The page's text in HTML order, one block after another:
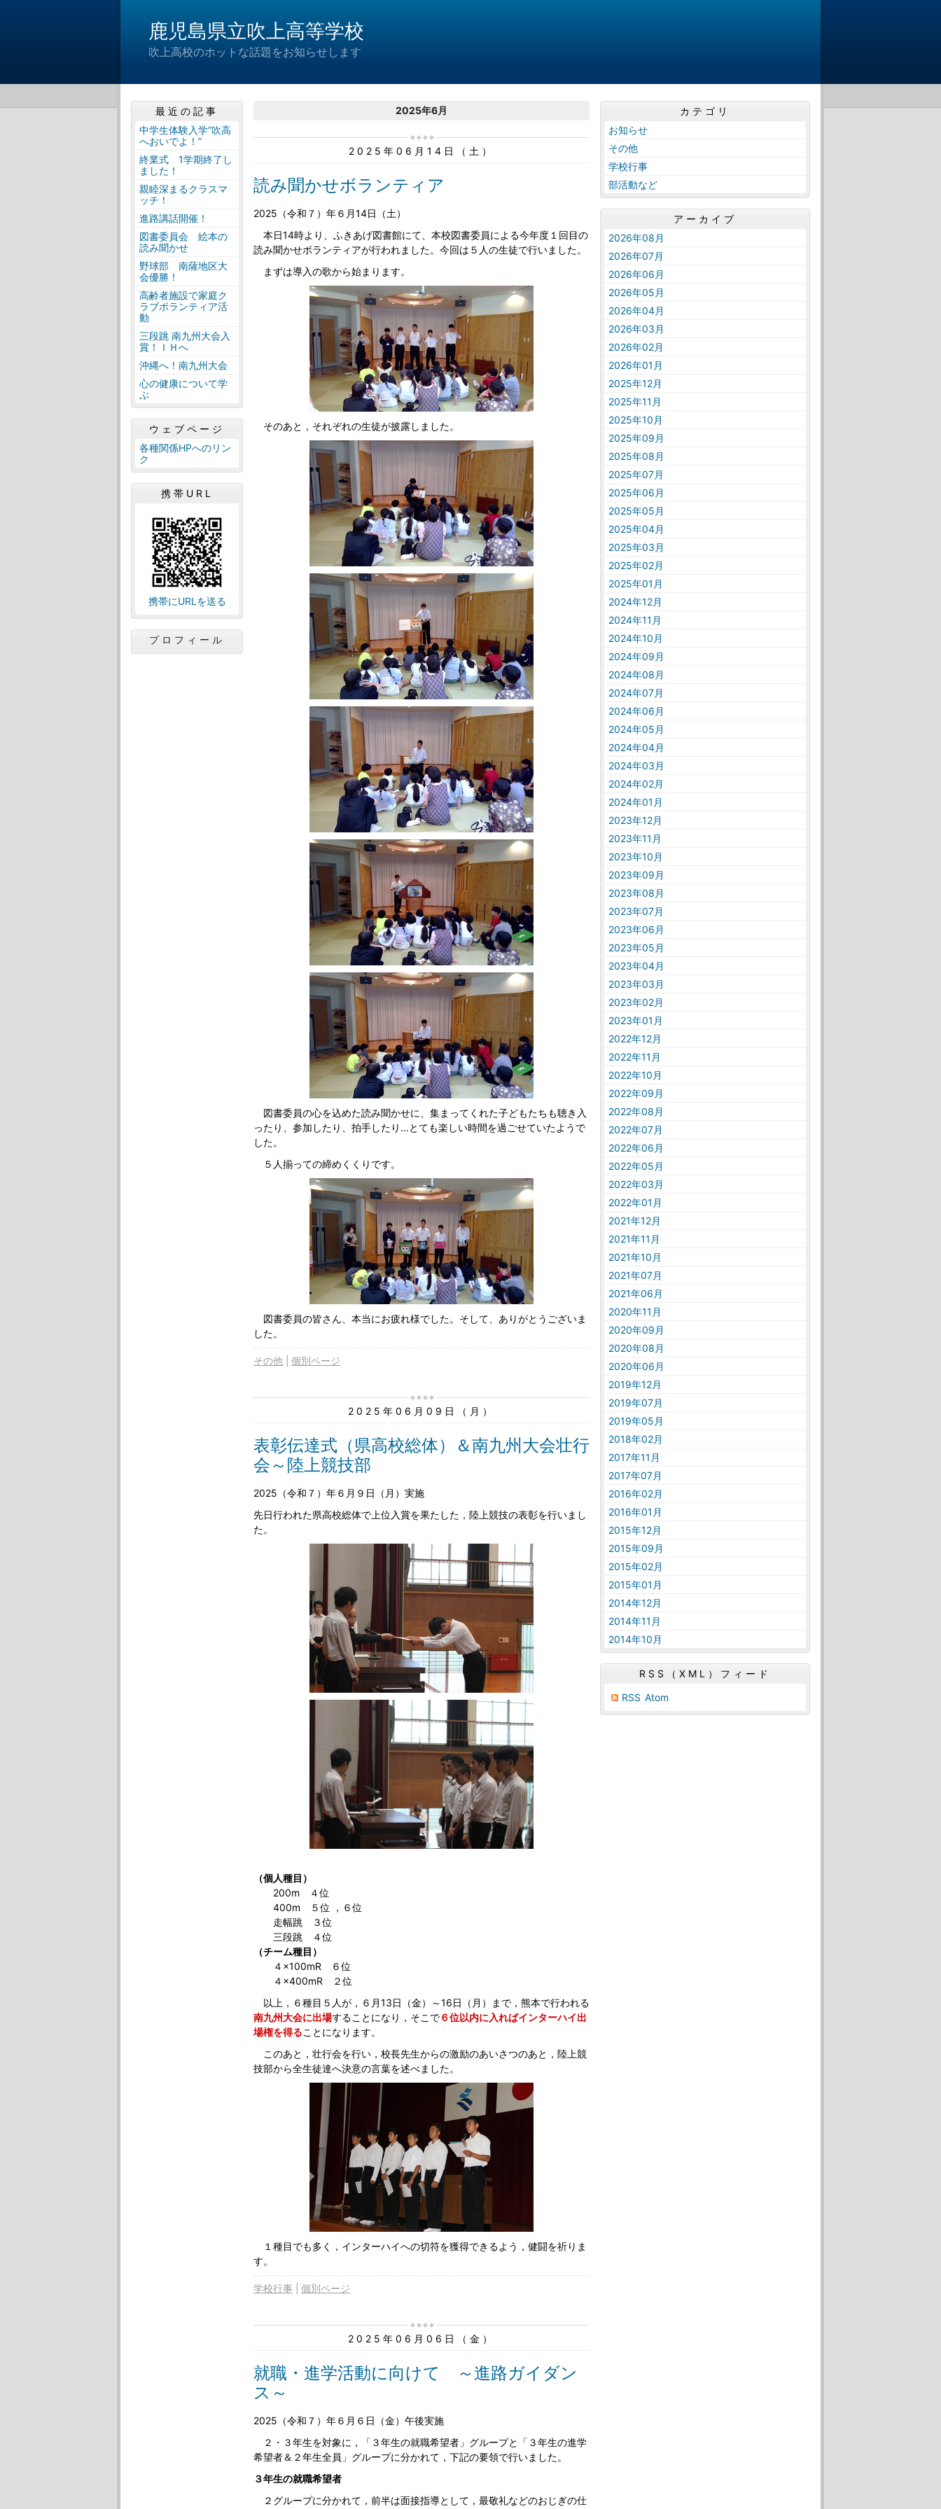
鹿児島県立吹上高等学校
吹上高校のホットな話題をお知らせします
2025年6月
2025年06月14日（土）
読み聞かせボランティア
2025（令和７）年６月14日（土）
本日14時より、ふきあげ図書館にて、本校図書委員による今年度１回目の
読み聞かせボランティアが行われました。今回は５人の生徒で行いました。
まずは導入の歌から始まります。
そのあと，それぞれの生徒が披露しました。
図書委員の心を込めた読み聞かせに、集まってくれた子どもたちも聴き入
ったり、参加したり、拍手したり…とても楽しい時間を過ごせていたようで
した。
５人揃っての締めくくりです。
図書委員の皆さん、本当にお疲れ様でした。そして、ありがとうございま
した。
その他 個別ページ
2025年06月09日（月）
表彰伝達式（県高校総体）＆南九州大会壮行
会～陸上競技部
2025（令和７）年６月９日（月）実施
先日行われた県高校総体で上位入賞を果たした，陸上競技の表彰を行いまし
た。
（個人種目 ）
200m ４位
400m ５位 ，６位
走幅跳 ３位
三段跳 ４位
（チーム種目）
４×100mR ６位
４×400mR ２位
以上， ６種目５人が，６月13日（金）～16日（月）まで，熊本で行われる
南九州大会に出場することになり，そこで６位以内に入ればインターハイ出
場権を得ることになります。
このあと，壮行会を行い，校長先生からの激励のあいさつのあと，陸上競
技部から全生徒達へ決意の言葉を述べました。
１種目でも多く，インターハイへの切符を獲得できるよう，健闘を祈りま
す。
学校行事 個別ページ
2025年06月06日（金）
就職・進学活動に向けて ～進路ガイダン
ス～
2025（令和７）年６月６日（金）午後実施
２・３年生を対象に，「３年生の就職希望者」グループと「３年生の進学
希望者＆２年生全員」グループに分かれて，下記の要領で行いました。
３年生の就職希望者
２グループに分かれて，前半は面接指導として，最敬礼などのおじぎの仕
最近の記事
中学生体験入学“吹高
へおいでよ！”
終業式 1学期終了し
ました！
親睦深まるクラスマ
ッチ！
進路講話開催！
図書委員会 絵本の
読み聞かせ
野球部 南薩地区大
会優勝！
高齢者施設で家庭ク
ラブボランティア活
動
三段跳 南九州大会入
賞！ＩＨへ
沖縄へ！南九州大会
心の健康について学
ぶ
ウェブページ
各種関係HPへのリン
ク
携帯URL
携帯にURLを送る
プロフィール
カテゴリ
お知らせ
その他
学校行事
部活動など
アーカイブ
2026年08月
2026年07月
2026年06月
2026年05月
2026年04月
2026年03月
2026年02月
2026年01月
2025年12月
2025年11月
2025年10月
2025年09月
2025年08月
2025年07月
2025年06月
2025年05月
2025年04月
2025年03月
2025年02月
2025年01月
2024年12月
2024年11月
2024年10月
2024年09月
2024年08月
2024年07月
2024年06月
2024年05月
2024年04月
2024年03月
2024年02月
2024年01月
2023年12月
2023年11月
2023年10月
2023年09月
2023年08月
2023年07月
2023年06月
2023年05月
2023年04月
2023年03月
2023年02月
2023年01月
2022年12月
2022年11月
2022年10月
2022年09月
2022年08月
2022年07月
2022年06月
2022年05月
2022年03月
2022年01月
2021年12月
2021年11月
2021年10月
2021年07月
2021年06月
2020年11月
2020年09月
2020年08月
2020年06月
2019年12月
2019年07月
2019年05月
2018年02月
2017年11月
2017年07月
2016年02月
2016年01月
2015年12月
2015年09月
2015年02月
2015年01月
2014年12月
2014年11月
2014年10月
RSS（XML）フィード
RSS Atom